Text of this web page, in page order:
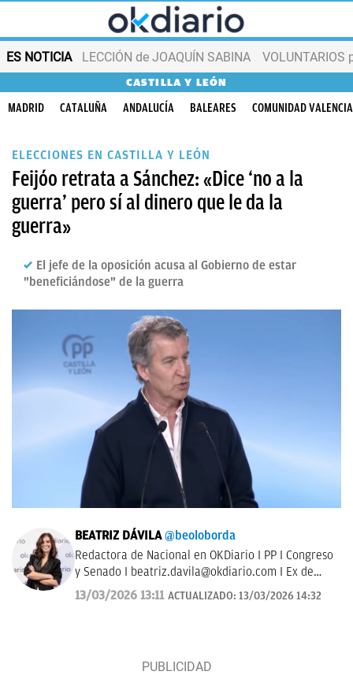
ES NOTICIA LECCIÓN de JOAQUÍN SABINA VOLUNTARIOS
CASTILLA Y LEÓN
MADRID CATALUÑA ANDALUCÍA BALEARES COMUNIDAD
ELECCIONES EN CASTILLA Y LEÓN
Feijóo retrata a Sánchez: «Dice ‘no a la
guerra’ pero sí al dinero que le da la
guerra»
El jefe de la oposición acusa al Gobierno de estar
"beneficiándose" de la guerra
BEATRIZ DÁVILA @beoloborda
Redactora de Nacional en OKDiario I PP I Congreso
y Senado I beatriz.davila@okdiario.com I Ex de
ElToroTv y esRadio
13/03/2026 13:11 ACTUALIZADO: 13/03/2026 14:32